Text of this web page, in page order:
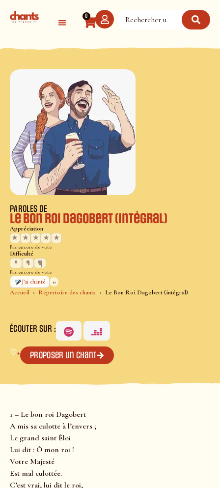
0
Accueil Répertoire des chants Le Bon Roi Dagobert (intégral)
PAROLES DE
Le Bon Roi Dagobert (intégral)
Appréciation
★
★ ★ ★ ★
Pas encore de vote
Difficulté
Pas encore de vote
J’ai chanté
0
ÉCOUTER SUR :
♡+ Proposer un chant
1 – Le bon roi Dagobert
A mis sa culotte à l’envers ;
Le grand saint Éloi
Lui dit : Ô mon roi !
Votre Majesté
Est mal culottée.
C’est vrai, lui dit le roi,